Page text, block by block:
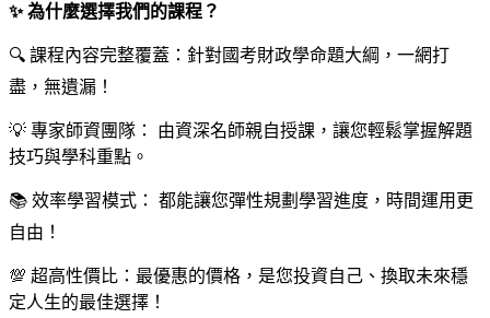
✨ 為什麼選擇我們的課程？
🔍 課程內容完整覆蓋：針對國考財政學命題大綱，一網打
盡，無遺漏！
💡 專家師資團隊： 由資深名師親自授課，讓您輕鬆掌握解題
技巧與學科重點。
📚 效率學習模式： 都能讓您彈性規劃學習進度，時間運用更
自由！
💯 超高性價比：最優惠的價格，是您投資自己、換取未來穩
定人生的最佳選擇！